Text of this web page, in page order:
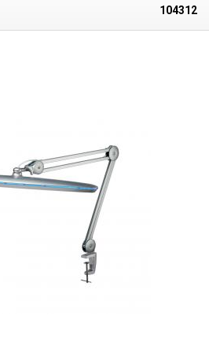
rozumného príkonu - iba 24W. Vďaka
časť pracovnej dosky a servisné
Oko zaiste poteší aj ozdobná farebná
zotrvá - nevyvracia sa. Rameno lampy je
rameno lampy uchytiť pomocou
k hrane stola. Lampu z neho možno
(otočný tŕň). Max. výška hlavy lampy od
83cm a možno ho prakticky narovnať a
od stojana lampy. Lampa pri max.
120cm. Lampa je vhodná
servisná lampa do každej dielne, pri
dosiek plošných spojov, na kontrolu
104312